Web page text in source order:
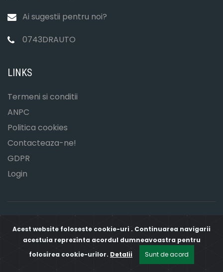
Ai sugestii pentru noi?
0743DRAUTO
LINKS
Termeni si conditii
ANPC
Politica cookies
Contacteaza-ne!
GDPR
Login
COPYRIGHT © DOCTOR AUTO 2026
Acest website foloseste cookie-uri . Continuarea navigarii
acestuia reprezinta acordul dumneavoastra pentru
folosirea cookie-urilor. Detalii Sunt de acord